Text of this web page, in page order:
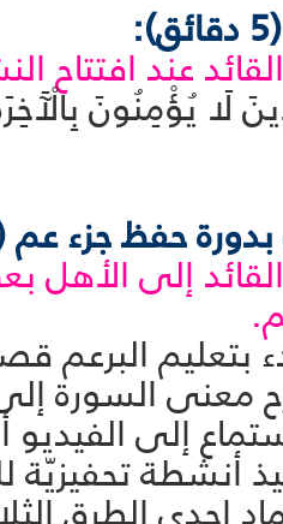
عند افتتاح
لَا يُؤْمِنُونَ
حفظ جزء عم (5
إلى الأهل